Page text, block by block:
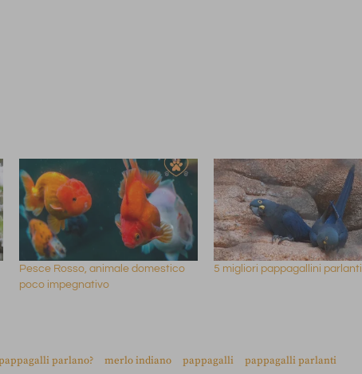
Pesce Rosso, animale domestico
poco impegnativo
5 migliori pappagallini parlanti
parlano? merlo indiano pappagalli
pappagalli parlanti